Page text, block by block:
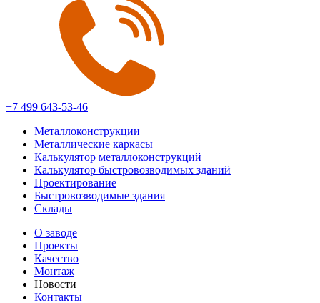
+7 499 643-53-46
Металлоконструкции
Металлические каркасы
Калькулятор металлоконструкций
Калькулятор быстровозводимых зданий
Проектирование
Быстровозводимые здания
Склады
О заводе
Проекты
Качество
Монтаж
Новости
Контакты